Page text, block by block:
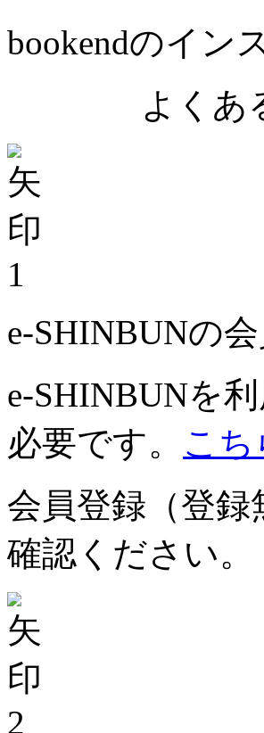
bookendのイン
よくある
1
e-SHINBUNの
e-SHINBUNを
必要です。 こち
会員登録（登
確認ください。
2